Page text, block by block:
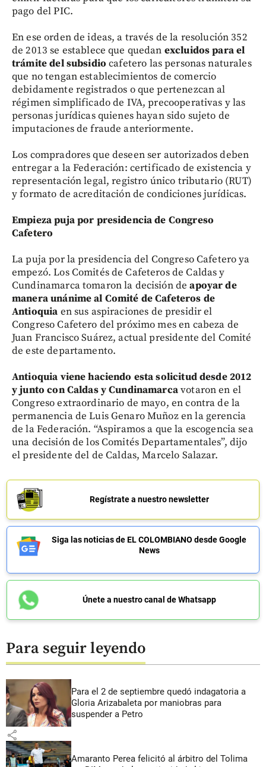
pago del PIC.
En ese orden de ideas, a través de la resolución 352
de 2013 se establece que quedan excluidos para el
trámite del subsidio cafetero las personas naturales
que no tengan establecimientos de comercio
debidamente registrados o que pertenezcan al
régimen simplificado de IVA, precooperativas y las
personas jurídicas quienes hayan sido sujeto de
imputaciones de fraude anteriormente.
Los compradores que deseen ser autorizados deben
entregar a la Federación: certificado de existencia y
representación legal, registro único tributario (RUT)
y formato de acreditación de condiciones jurídicas.
Empieza puja por presidencia de Congreso
Cafetero
La puja por la presidencia del Congreso Cafetero ya
empezó. Los Comités de Cafeteros de Caldas y
Cundinamarca tomaron la decisión deapoyar de
manera unánime al Comité de Cafeteros de
Antioquia en sus aspiraciones de presidir el
Congreso Cafetero del próximo mes en cabeza de
Juan Francisco Suárez, actual presidente del Comité
de este departamento.
Antioquia viene haciendo esta solicitud desde 2012
y junto con Caldas y Cundinamarcavotaron en el
Congreso extraordinario de mayo, en contra de la
permanencia de Luis Genaro Muñoz en la gerencia
de la Federación. “Aspiramos a que la escogencia sea
una decisión de los Comités Departamentales”, dijo
el presidente del de Caldas, Marcelo Salazar.
Regístrate a nuestro newsletter
Siga las noticias de EL COLOMBIANO desde Google
News
Únete a nuestro canal de Whatsapp
Para seguir leyendo
Para el 2 de septiembre quedó indagatoria a
Gloria Arizabaleta por maniobras para
suspender a Petro
share
Amaranto Perea felicitó al árbitro del Tolima